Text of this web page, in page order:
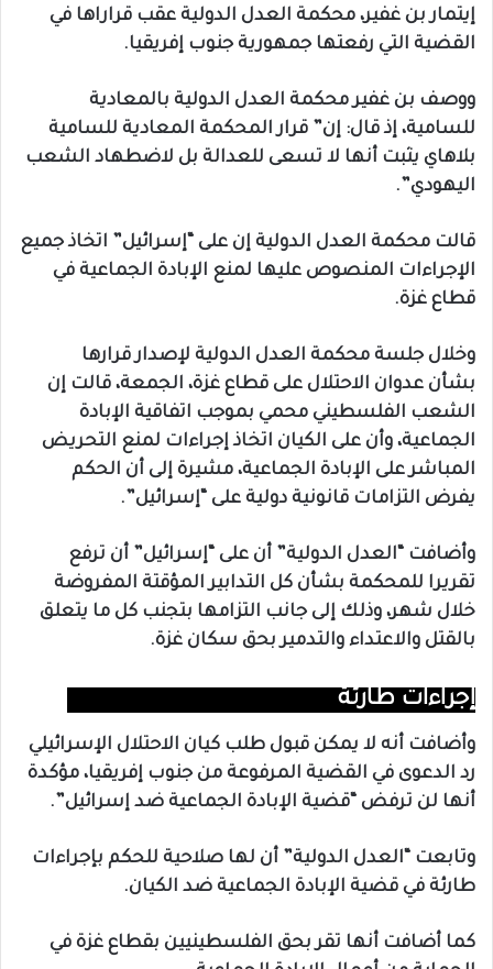
إيتمار بن غفير، محكمة العدل الدولية عقب قراراها في
القضية التي رفعتها جمهورية جنوب إفريقيا.
ووصف بن غفير محكمة العدل الدولية بالمعادية
للسامية، إذ قال: إن” قرار المحكمة المعادية للسامية
بلاهاي يثبت أنها لا تسعى للعدالة بل لاضطهاد الشعب
اليهودي”.
قالت محكمة العدل الدولية إن على “إسرائيل” اتخاذ جميع
الإجراءات المنصوص عليها لمنع الإبادة الجماعية في
قطاع غزة.
وخلال جلسة محكمة العدل الدولية لإصدار قرارها
بشأن عدوان الاحتلال على قطاع غزة، الجمعة، قالت إن
الشعب الفلسطيني محمي بموجب اتفاقية الإبادة
الجماعية، وأن على الكيان اتخاذ إجراءات لمنع التحريض
المباشر على الإبادة الجماعية، مشيرة إلى أن الحكم
يفرض التزامات قانونية دولية على “إسرائيل”.
وأضافت “العدل الدولية” أن على “إسرائيل” أن ترفع
تقريرا للمحكمة بشأن كل التدابير المؤقتة المفروضة
خلال شهر، وذلك إلى جانب التزامها بتجنب كل ما يتعلق
بالقتل والاعتداء والتدمير بحق سكان غزة.
إجراءات طارئة
وأضافت أنه لا يمكن قبول طلب كيان الاحتلال الإسرائيلي
رد الدعوى في القضية المرفوعة من جنوب إفريقيا، مؤكدة
أنها لن ترفض “قضية الإبادة الجماعية ضد إسرائيل”.
وتابعت “العدل الدولية” أن لها صلاحية للحكم بإجراءات
طارئة في قضية الإبادة الجماعية ضد الكيان.
كما أضافت أنها تقر بحق الفلسطينيين بقطاع غزة في